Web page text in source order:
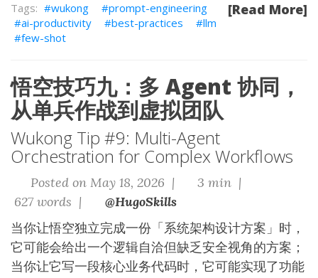
[Read More]
wukong
prompt-engineering
ai-productivity
best-practices
llm
few-shot
悟空技巧九：多 Agent 协同，
从单兵作战到虚拟团队
Wukong Tip #9: Multi-Agent
Orchestration for Complex Workflows
Posted on May 18, 2026 |
3 min |
627 words |
@HugoSkills
当你让悟空独立完成一份「系统架构设计方案」时，
它可能会给出一个逻辑自洽但缺乏安全视角的方案；
当你让它写一段核心业务代码时，它可能实现了功能